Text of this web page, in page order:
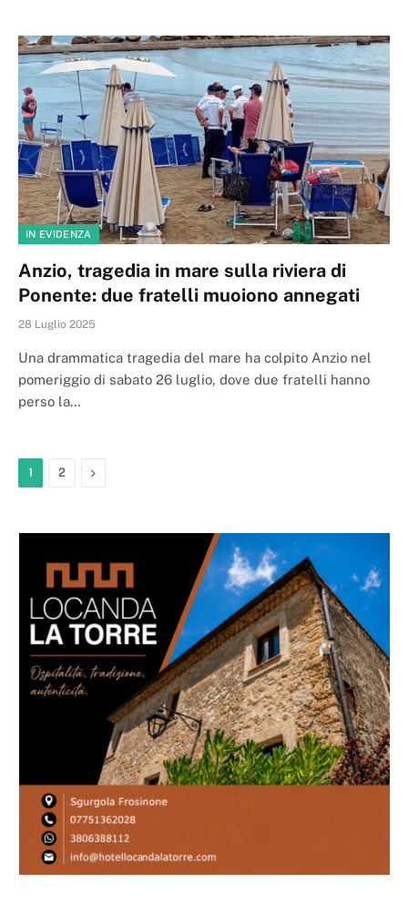
IN EVIDENZA
Anzio, tragedia in mare sulla riviera di
Ponente: due fratelli muoiono annegati
28 Luglio 2025
Una drammatica tragedia del mare ha colpito Anzio nel
pomeriggio di sabato 26 luglio, dove due fratelli hanno
perso la…
1 2 Next